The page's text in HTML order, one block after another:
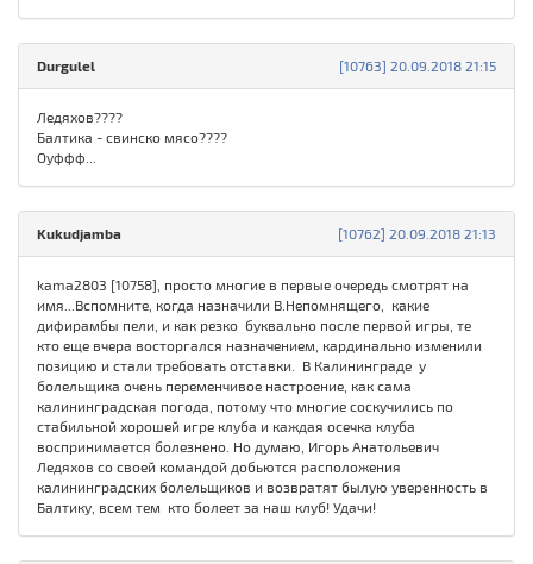
[10763] 20.09.2018 21:15
Durgulel
Ледяхов????
Балтика - свинско мясо????
Оуффф...
[10762] 20.09.2018 21:13
Kukudjamba
kama2803 [10758], просто многие в первые очередь смотрят на
имя...Вспомните, когда назначили В.Непомнящего, какие
дифирамбы пели, и как резко буквально после первой игры, те
кто еще вчера восторгался назначением, кардинально изменили
позицию и стали требовать отставки. В Калининграде у
болельщика очень переменчивое настроение, как сама
калининградская погода, потому что многие соскучились по
стабильной хорошей игре клуба и каждая осечка клуба
воспринимается болезнено. Но думаю, Игорь Анатольевич
Ледяхов со своей командой добьются расположения
калининградских болельщиков и возвратят былую уверенность в
Балтику, всем тем кто болеет за наш клуб! Удачи!